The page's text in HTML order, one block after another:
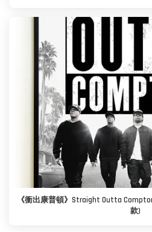
《衝出康普頓》Straight Outta
款)